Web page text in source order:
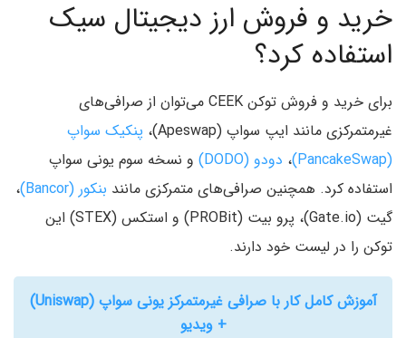
خرید و فروش ارز دیجیتال سیک
استفاده کرد؟
برای خرید و فروش توکن CEEK می‌توان از صرافی‌های
غیرمتمرکزی مانند ایپ سواپ (Apeswap)،
پنکیک سواپ
(PancakeSwap)
، دودو (DODO)
و نسخه سوم یونی سواپ
استفاده کرد. همچنین صرافی‌های متمرکزی مانند بنکور (Bancor)
،
گیت (Gate.io)، پرو بیت (PROBit) و استکس (STEX) این
توکن را در لیست خود دارند.
آموزش کامل کار با صرافی غیرمتمرکز یونی سواپ (Uniswap)
+ ویدیو